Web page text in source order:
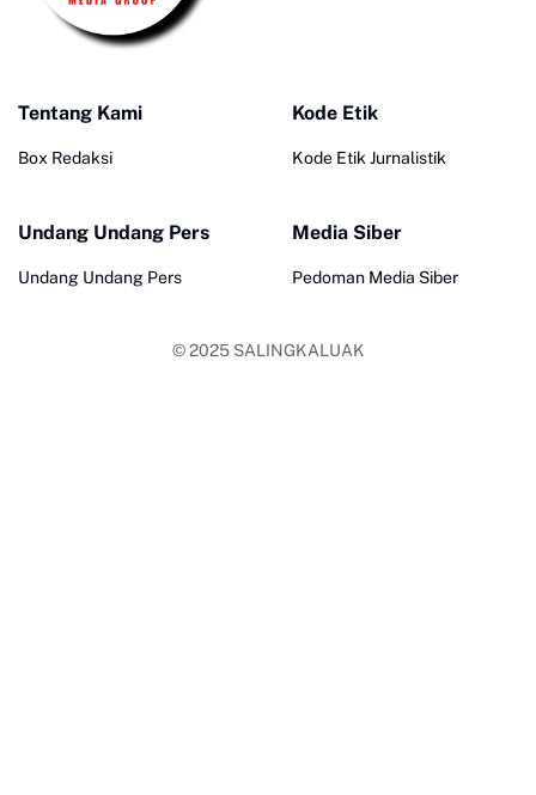
Tentang Kami
Box Redaksi
Kode Etik
Kode Etik Jurnalistik
Undang Undang Pers
Undang Undang Pers
Media Siber
Pedoman Media Siber
© 2025 SALINGKALUAK